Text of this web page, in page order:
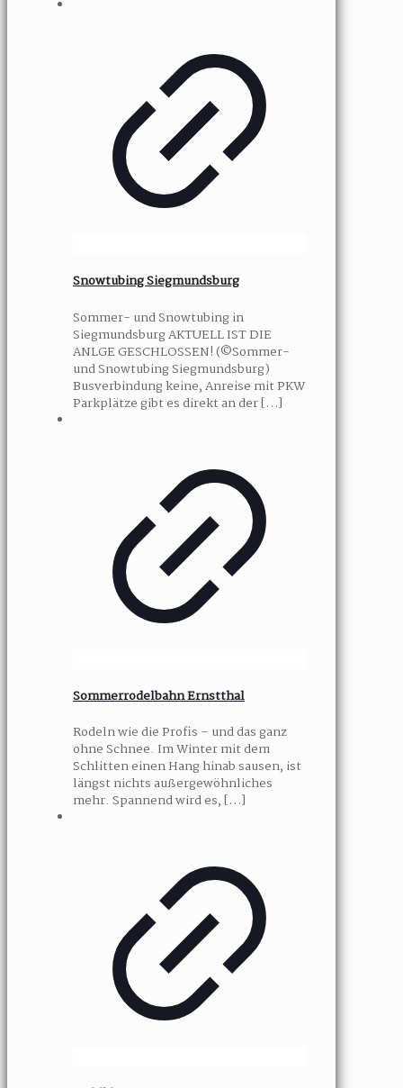
Snowtubing Siegmundsburg
Sommer- und Snowtubing in
Siegmundsburg AKTUELL IST DIE
ANLGE GESCHLOSSEN! (©Sommer-
und Snowtubing Siegmundsburg)
Busverbindung keine, Anreise mit PKW
Parkplätze gibt es direkt an der[…]
Sommerrodelbahn Ernstthal
Rodeln wie die Profis – und das ganz
ohne Schnee. Im Winter mit dem
Schlitten einen Hang hinab sausen, ist
längst nichts außergewöhnliches
mehr. Spannend wird es,[…]